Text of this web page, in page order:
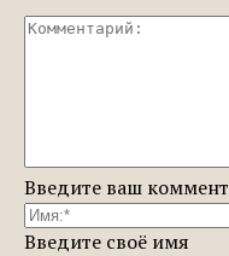
Введите ваш
Введите своё имя